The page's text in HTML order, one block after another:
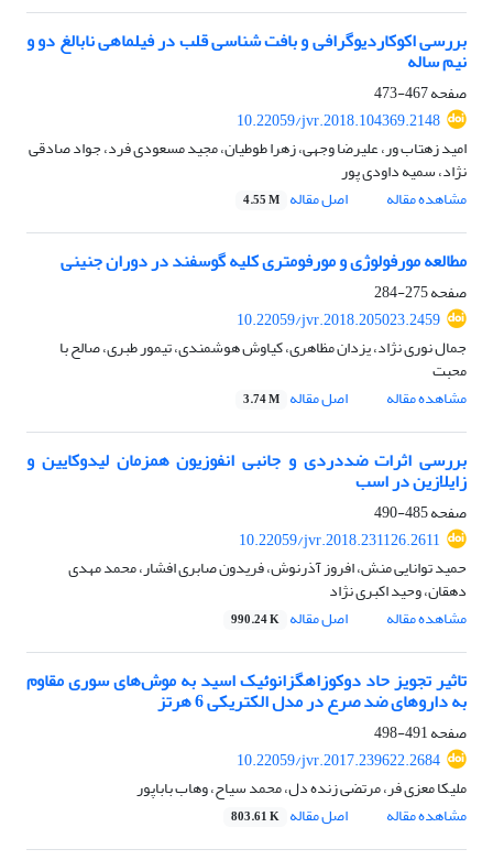
بررسی اکوکاردیوگرافی و بافت شناسی قلب در فیلماهی نابالغ دو و
نیم ساله
صفحه467-473
10.22059/jvr.2018.104369.2148
امید زهتاب ور، علیرضا وجهی، زهرا طوطیان، مجید مسعودی فرد، جواد صادقی
نژاد، سمیه داودی پور
مشاهده مقاله
اصل مقاله 4.55 M
مطالعه مورفولوژی و مورفومتری کلیه گوسفند در دوران جنینی
صفحه275-284
10.22059/jvr.2018.205023.2459
جمال نوری نژاد، یزدان مظاهری، کیاوش هوشمندی، تیمور طبری، صالح با
محبت
مشاهده مقاله
اصل مقاله 3.74 M
بررسی اثرات ضددردی و جانبی انفوزیون همزمان لیدوکایین و
زایلازین در اسب
صفحه485-490
10.22059/jvr.2018.231126.2611
حمید توانایی منش، افروز آذرنوش، فریدون صابری افشار، محمد مهدی
دهقان، وحید اکبری نژاد
مشاهده مقاله
اصل مقاله 990.24 K
تاثیر تجویز حاد دوکوزاهگزانوئیک اسید به موش‌های سوری مقاوم
به داروهای ضد صرع در مدل الکتریکی 6 هرتز
صفحه491-498
10.22059/jvr.2017.239622.2684
ملیکا معزی فر، مرتضی زنده دل، محمد سیاح، وهاب باباپور
مشاهده مقاله
اصل مقاله 803.61 K